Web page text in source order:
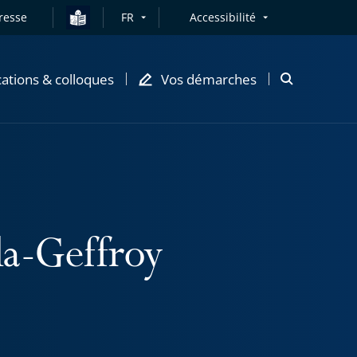
FR Accessibilité
& colloques Vos démarches
Ouvrir
Geffroy